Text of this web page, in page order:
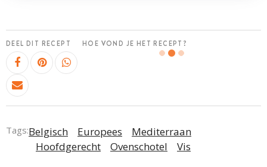
DEEL DIT RECEPT HOE VOND JE HET RECEPT?
Tags:Belgisch Europees
Mediterraan
Hoofdgerecht
Ovenschotel Vis